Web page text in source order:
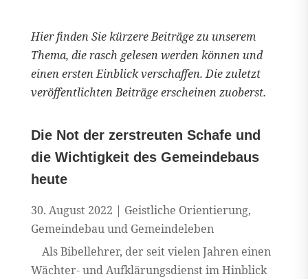
Hier finden Sie kürzere Beiträge zu unserem
Thema, die rasch gelesen werden können und
einen ersten Einblick verschaffen. Die zuletzt
veröffentlichten Beiträge erscheinen zuoberst.
Die Not der zerstreuten Schafe und
die Wichtigkeit des Gemeindebaus
heute
30. August 2022 | Geistliche Orientierung,
Gemeindebau und Gemeindeleben
Als Bibellehrer, der seit vielen Jahren einen
Wächter- und Aufklärungsdienst im Hinblick